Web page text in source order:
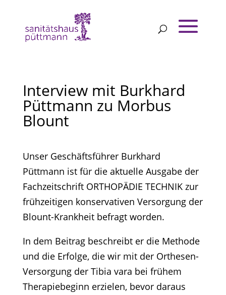
Interview mit Burkhard
Püttmann zu Morbus
Blount
Unser Geschäftsführer Burkhard
Püttmann ist für die aktuelle Ausgabe der
Fachzeitschrift ORTHOPÄDIE TECHNIK zur
frühzeitigen konservativen Versorgung der
Blount-Krankheit befragt worden.
In dem Beitrag beschreibt er die Methode
und die Erfolge, die wir mit der Orthesen-
Versorgung der Tibia vara bei frühem
Therapiebeginn erzielen, bevor daraus